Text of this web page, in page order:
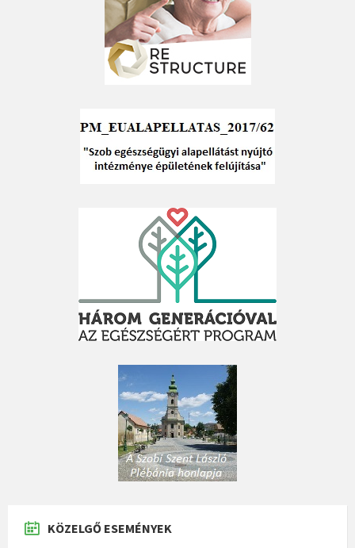
KÖZELGŐ ESEMÉNYEK